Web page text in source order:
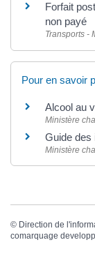
Forfait
non payé
Transports -
Pour en savoir
Alcool au
Ministère
Guide des
Ministère
© Direction de
comarquage